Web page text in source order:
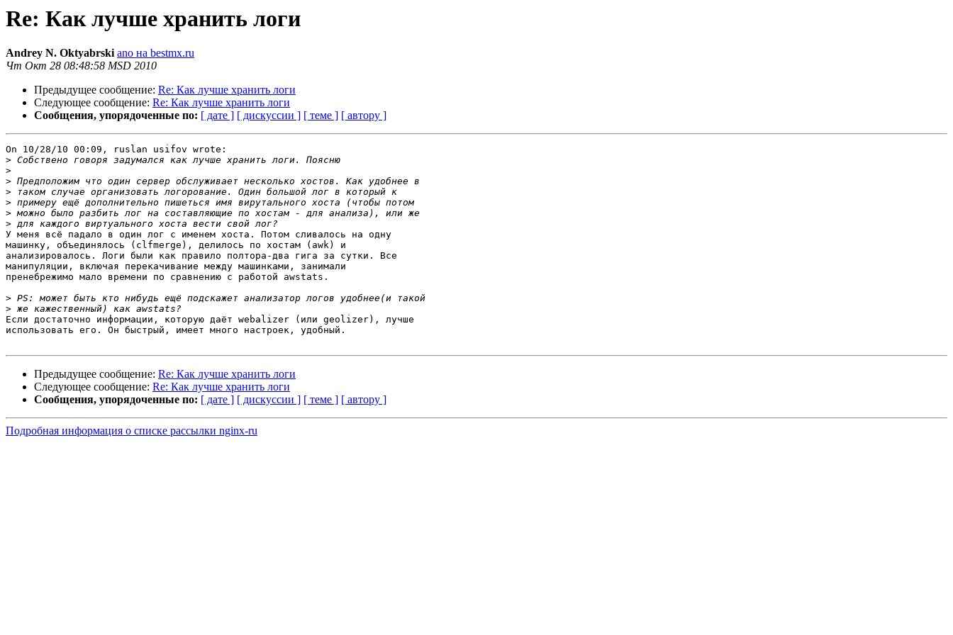
Re: Как лучше хранить логи
Andrey N. Oktyabrski ano на bestmx.ru
Чт Окт 28 08:48:58 MSD 2010
Предыдущее сообщение: Re: Как лучше хранить логи
Следующее сообщение: Re: Как лучше хранить логи
Сообщения, упорядоченные по: [ дате ] [ дискуссии ] [ теме ] [ автору ]
On 10/28/10 00:09, ruslan usifov wrote:
>
>
>
>
>
>
>
У меня всё падало в один лог с именем хоста. Потом сливалось на одну
машинку, объединялось (clfmerge), делилось по хостам (awk) и
анализировалось. Логи были как правило полтора-два гига за сутки. Все
манипуляции, включая перекачивание между машинками, занимали
пренебрежимо мало времени по сравнению с работой awstats.
>
>
Если достаточно информации, которую даёт webalizer (или geolizer), лучше
использовать его. Он быстрый, имеет много настроек, удобный.
Предыдущее сообщение: Re: Как лучше хранить логи
Следующее сообщение: Re: Как лучше хранить логи
Сообщения, упорядоченные по: [ дате ] [ дискуссии ] [ теме ] [ автору ]
Подробная информация о списке рассылки nginx-ru